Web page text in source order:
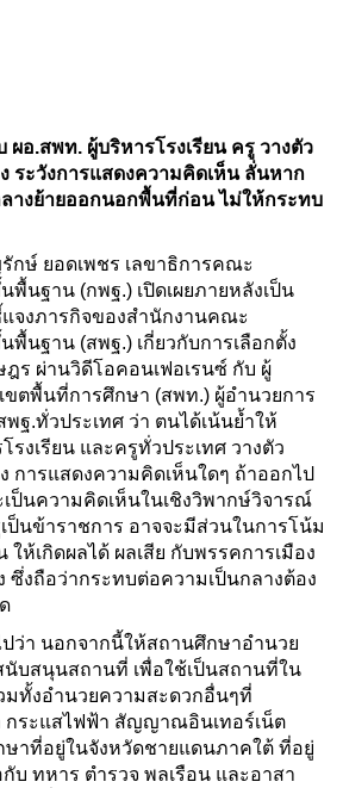
ผอ.สพท. ผู้บริหารโรงเรียน ครู วางตัว
ระวังการแสดงความคิดเห็น ลั่นหาก
างย้ายออกนอกพื้นที่ก่อน ไม่ให้กระทบ
กษ์ ยอดเพชร เลขาธิการคณะ
นฐาน (กพฐ.) เปิดเผยภายหลังเป็น
จงภารกิจของสำนักงานคณะ
พื้นฐาน (สพฐ.) เกี่ยวกับการเลือกตั้ง
ร ผ่านวิดีโอคอนเฟอเรนซ์ กับ ผู้
ขตพื้นที่การศึกษา (สพท.) ผู้อำนวยการ
ฐ.ทั่วประเทศ ว่า ตนได้เน้นย้ำให้
รงเรียน และครูทั่วประเทศ วางตัว
การแสดงความคิดเห็นใดๆ ถ้าออกไป
ป็นความคิดเห็นในเชิงวิพากษ์วิจารณ์
ป็นข้าราชการ อาจจะมีส่วนในการโน้ม
ห้เกิดผลได้ ผลเสีย กับพรรคการเมือง
ซึ่งถือว่ากระทบต่อความเป็นกลางต้อง
ว่า นอกจากนี้ให้สถานศึกษาอำนวย
บสนุนสถานที่ เพื่อใช้เป็นสถานที่ใน
มทั้งอำนวยความสะดวกอื่นๆที่
กระแสไฟฟ้า สัญญาณอินเทอร์เน็ต
ษาที่อยู่ในจังหวัดชายแดนภาคใต้ ที่อยู่
บ ทหาร ตำรวจ พลเรือน และอาสา